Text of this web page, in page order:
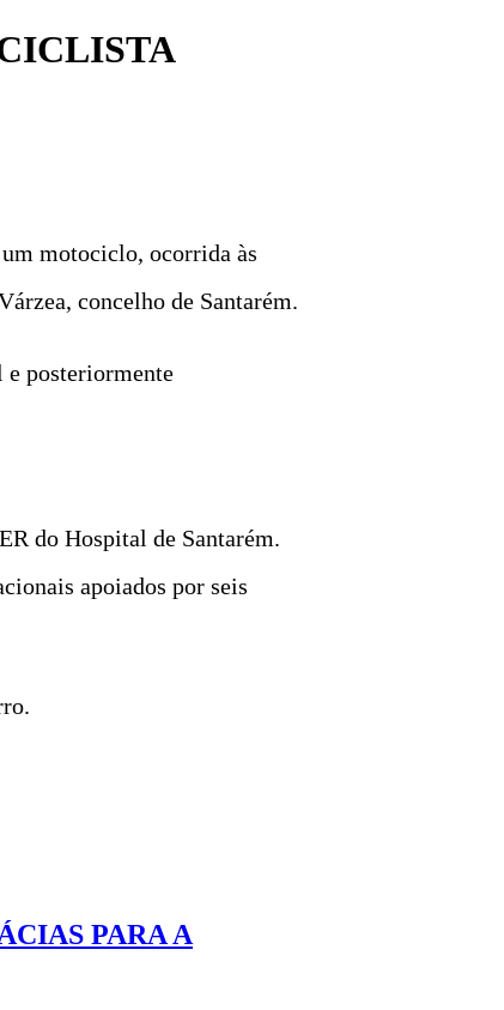
motociclo, ocorrida às
concelho de Santarém.
e posteriormente
do Hospital de Santarém.
apoiados por seis
PARA A